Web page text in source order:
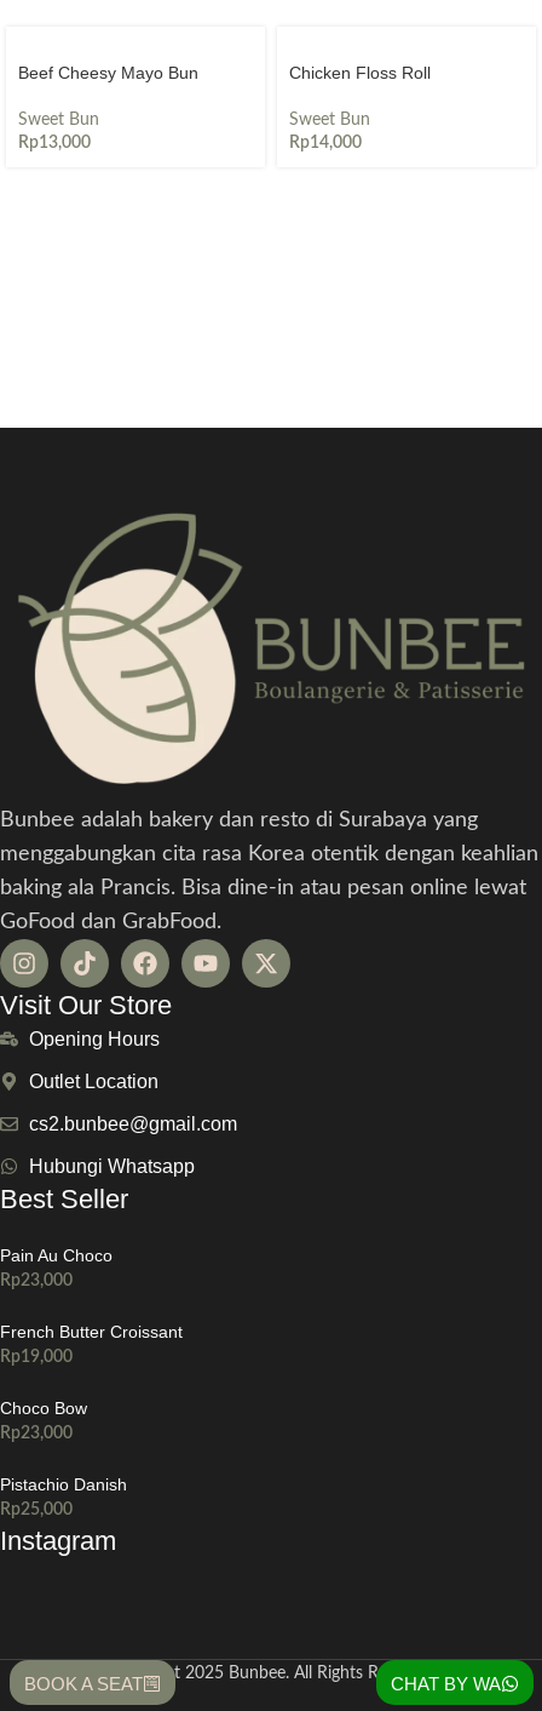
Beef Cheesy Mayo Bun
Sweet Bun
Rp13,000
Chicken Floss Roll
Sweet Bun
Rp14,000
Bunbee adalah bakery dan resto di Surabaya yang
menggabungkan cita rasa Korea otentik dengan keahlian
baking ala Prancis. Bisa dine-in atau pesan online lewat
GoFood dan GrabFood.
Visit Our Store
Opening Hours
Outlet Location
cs2.bunbee@gmail.com
Hubungi Whatsapp
Best Seller
Pain Au Choco
Rp23,000
French Butter Croissant
Rp19,000
Choco Bow
Rp23,000
Pistachio Danish
Rp25,000
Instagram
CHAT BY WA
BOOK A SEAT
Copyright 2025 Bunbee. All Rights Reserved